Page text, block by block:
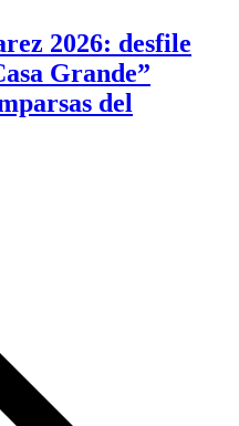
2026: desfile
Grande”
del